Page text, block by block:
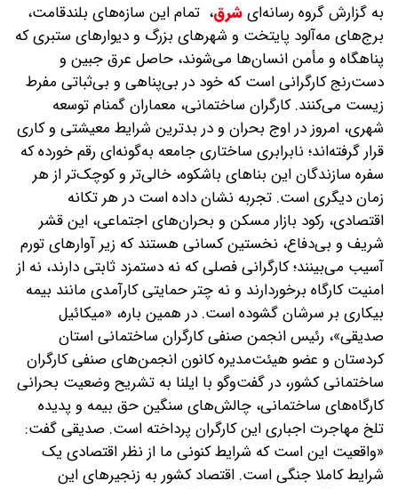
به گزارش گروه رسانه‌ایشرق، ‌تمام این سازه‌های بلندقامت،
برج‌های مه‌آلود پایتخت و شهرهای بزرگ و دیوارهای ستبری که
پناهگاه و مأمن انسان‌ها می‌شوند، حاصل عرق جبین و
دست‌رنج کارگرانی است که خود در بی‌پناهی و بی‌ثباتی مفرط
زیست می‌کنند. کارگران ساختمانی، معماران گمنام توسعه
شهری، امروز در اوج بحران و در بدترین شرایط معیشتی و کاری
قرار گرفته‌اند؛ نابرابری ساختاری جامعه به‌گونه‌ای رقم خورده که
سفره سازندگان این بناهای باشکوه، خالی‌تر و کوچک‌تر از هر
زمان دیگری است. تجربه نشان داده است ‌در هر تکانه
اقتصادی، رکود بازار مسکن و بحران‌های اجتماعی، این قشر
شریف و بی‌دفاع، نخستین کسانی هستند که زیر آوارهای تورم
آسیب می‌بینند؛ کارگرانی فصلی که نه دستمزد ثابتی دارند، نه از
امنیت کارگاه برخوردارند و نه چتر حمایتی کارآمدی مانند بیمه
بیکاری بر سرشان گشوده است. در همین باره، «میکائیل
صدیقی»، رئیس انجمن صنفی کارگران ساختمانی استان
کردستان و عضو هیئت‌مدیره کانون انجمن‌های صنفی کارگران
ساختمانی کشور، در گفت‌وگو با ایلنا‌ به تشریح وضعیت بحرانی
کارگاه‌های ساختمانی، چالش‌های سنگین حق بیمه و پدیده
تلخ مهاجرت اجباری این کارگران پرداخته است.‌ صدیقی گفت‌:
«واقعیت این است که شرایط کنونی ما‌ از نظر اقتصادی یک
شرایط کاملا جنگی است. اقتصاد کشور به زنجیرهای این